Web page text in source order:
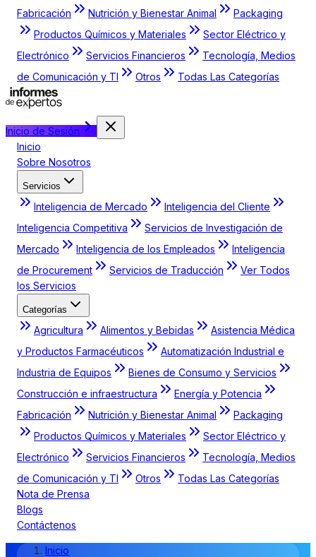
Fabricación
Nutrición y Bienestar Animal
Packaging
Productos Químicos y Materiales
Sector Eléctrico y
Electrónico
Servicios Financieros
Tecnología, Medios
de Comunicación y TI
Otros Todas Las Categorías
Inicio de Sesión
Inicio
Sobre Nosotros
Servicios
Inteligencia de Mercado
Inteligencia del Cliente
Inteligencia Competitiva
Servicios de Investigación de
Mercado
Inteligencia de los Empleados
Inteligencia
de Procurement
Servicios de Traducción
Ver Todos
los Servicios
Categorías
Agricultura Alimentos y Bebidas
Asistencia Médica
y Productos Farmacéuticos
Automatización Industrial e
Industria de Equipos
Bienes de Consumo y Servicios
Construcción e infraestructura
Energía y Potencia
Fabricación
Nutrición y Bienestar Animal
Packaging
Productos Químicos y Materiales
Sector Eléctrico y
Electrónico
Servicios Financieros
Tecnología, Medios
de Comunicación y TI
Otros
Todas Las Categorías
Nota de Prensa
Blogs
Contáctenos
Inicio